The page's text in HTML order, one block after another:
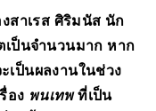
สาเรส ศิริมนัส นัก
เป็นจำนวนมาก หาก
เป็นผลงานในช่วง
อง พนเทพที่เป็น